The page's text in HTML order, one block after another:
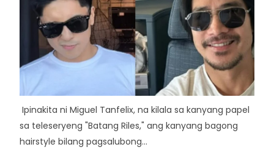
Ipinakita ni Miguel Tanfelix, na kilala sa kanyang papel
sa teleseryeng "Batang Riles," ang kanyang bagong
hairstyle bilang pagsalubong...